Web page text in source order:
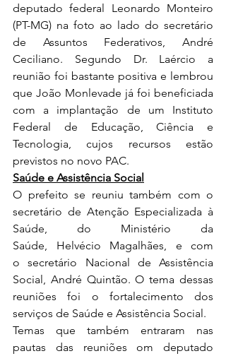
deputado federal Leonardo Monteiro
(PT-MG) na foto ao lado do secretário
de Assuntos Federativos, André
Ceciliano. Segundo Dr. Laércio a
reunião foi bastante positiva e lembrou
que João Monlevade já foi beneficiada
com a implantação de um Instituto
Federal de Educação, Ciência e
Tecnologia, cujos recursos estão
previstos no novo PAC.
Saúde e Assistência Social
O prefeito se reuniu também com o
secretário de Atenção Especializada à
Saúde, do Ministério da
Saúde, Helvécio Magalhães, e com
o secretário Nacional de Assistência
Social, André Quintão. O tema dessas
reuniões foi o fortalecimento dos
serviços de Saúde e Assistência Social.
Temas que também entraram nas
pautas das reuniões om deputado